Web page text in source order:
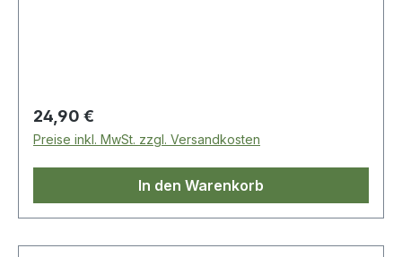
Regulärer Preis:
24,90 €
Preise inkl. MwSt. zzgl. Versandkosten
In den Warenkorb